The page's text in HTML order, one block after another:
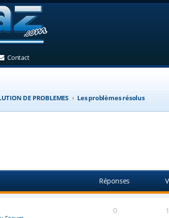
un nouvel onglet)
Contact(Ouvre un nouvel onglet)
DE PROBLEMES Les problèmes résolus
Réponses
0